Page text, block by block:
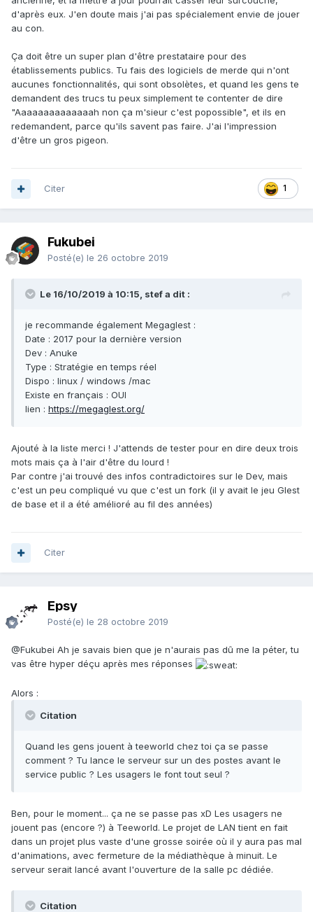
d'après eux. J'en doute mais j'ai pas spécialement envie de jouer
au con.
Ça doit être un super plan d'être prestataire pour des
établissements publics. Tu fais des logiciels de merde qui n'ont
aucunes fonctionnalités, qui sont obsolètes, et quand les gens te
demandent des trucs tu peux simplement te contenter de dire
"Aaaaaaaaaaaaaah non ça m'sieur c'est popossible", et ils en
redemandent, parce qu'ils savent pas faire. J'ai l'impression
d'être un gros pigeon.
1
Citer
Fukubei
Posté(e) le 26 octobre 2019
Le 16/10/2019 à 10:15, stef a dit :
je recommande également Megaglest :
Date : 2017 pour la dernière version
Dev : Anuke
Type : Stratégie en temps réel
Dispo : linux / windows /mac
Existe en français : OUI
lien : https://megaglest.org/
Ajouté à la liste merci ! J'attends de tester pour en dire deux trois
mots mais ça à l'air d'être du lourd !
Par contre j'ai trouvé des infos contradictoires sur le Dev, mais
c'est un peu compliqué vu que c'est un fork (il y avait le jeu Glest
de base et il a été amélioré au fil des années)
Citer
Epsy
Posté(e) le 28 octobre 2019
@Fukubei Ah je savais bien que je n'aurais pas dû me la péter, tu
vas être hyper déçu après mes réponses
Alors :
Citation
Quand les gens jouent à teeworld chez toi ça se passe
comment ? Tu lance le serveur sur un des postes avant le
service public ? Les usagers le font tout seul ?
Ben, pour le moment... ça ne se passe pas xD Les usagers ne
jouent pas (encore ?) à Teeworld. Le projet de LAN tient en fait
dans un projet plus vaste d'une grosse soirée où il y aura pas mal
d'animations, avec fermeture de la médiathèque à minuit. Le
serveur serait lancé avant l'ouverture de la salle pc dédiée.
Citation